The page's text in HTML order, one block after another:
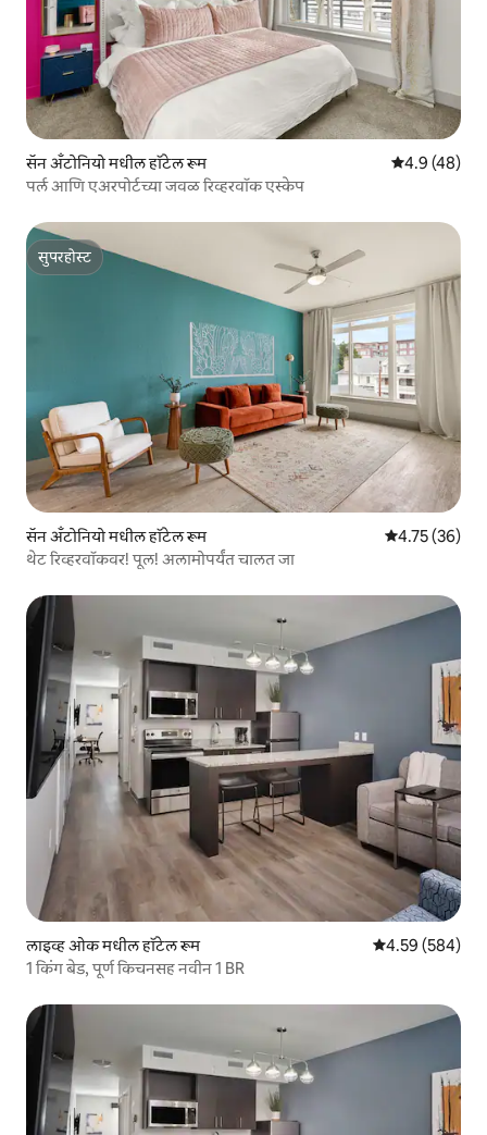
सॅन अँटोनियो मधील हॉटेल रूम 5 पैकी 4.9
4.9 (48)
पर्ल आणि एअरपोर्टच्या जवळ रिव्हरवॉक एस्केप
सुपरहोस्ट
सुपरहोस्ट
सॅन अँटोनियो मधील हॉटेल रूम 5 पैकी 4.75
4.75 (36)
थेट रिव्हरवॉकवर! पूल! अलामोपर्यंत चालत जा
लाइव्ह ओक मधील हॉटेल रूम 5 पैकी 4.59
4.59 (584)
1 किंग बेड, पूर्ण किचनसह नवीन 1 BR